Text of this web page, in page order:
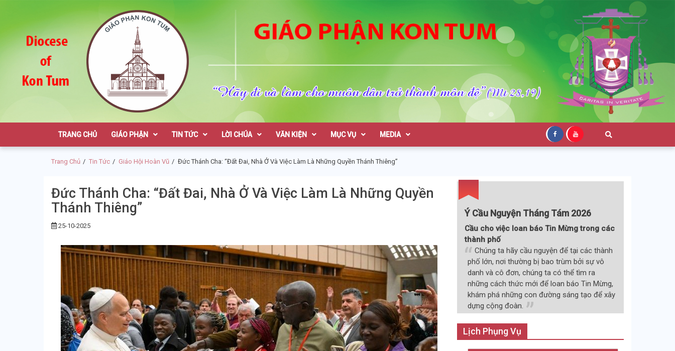
Giáo Phận Kon Tum
TRANG CHỦ GIÁO PHẬN TIN TỨC LỜI CHÚA VĂN KIỆN MỤC VỤ MEDIA
Trang Chủ Tin Tức Giáo Hội Hoàn Vũ Đức Thánh Cha: “Đất Đai, Nhà Ở Và Việc Làm Là Những Quyền Thánh Thiêng”
Đức Thánh Cha: “Đất Đai, Nhà Ở Và Việc Làm Là Những Quyền
Thánh Thiêng”
25-10-2025
Ý Cầu Nguyện Tháng Tám 2026
Cầu cho việc loan báo Tin Mừng trong các
thành phố
Chúng ta hãy cầu nguyện để tại các thành
phố lớn, nơi thường bị bao trùm bởi sự vô
danh và cô đơn, chúng ta có thể tìm ra
những cách thức mới để loan báo Tin Mừng,
khám phá những con đường sáng tạo để xây
dựng cộng đoàn.
Lịch Phụng Vụ